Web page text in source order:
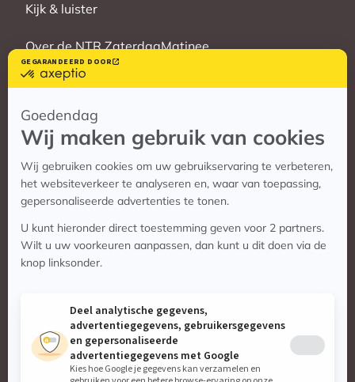
Kijk & luister
Over de NTR ZaterdagMatinee
Vrienden
Veelgestelde vragen
Contact
Contact
Vragen? Bekijk de contactpagina
Stuur ons een e-mail:
info@zaterdagmatinee.nl